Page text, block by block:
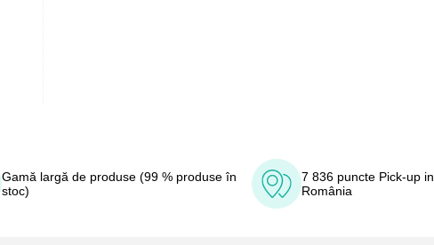
Gamă largă de produse (99 % produse în
stoc)
7 836 puncte Pick-up in
România